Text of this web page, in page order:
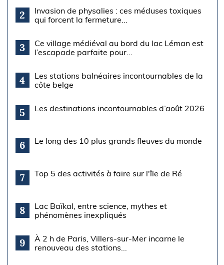
2
Invasion de physalies : ces méduses toxiques
qui forcent la fermeture...
3
Ce village médiéval au bord du lac Léman est
l’escapade parfaite pour...
4
Les stations balnéaires incontournables de la
côte belge
5 Les destinations incontournables d’août 2026
6 Le long des 10 plus grands fleuves du monde
7 Top 5 des activités à faire sur l'île de Ré
8
Lac Baïkal, entre science, mythes et
phénomènes inexpliqués
9
À 2 h de Paris, Villers-sur-Mer incarne le
renouveau des stations...